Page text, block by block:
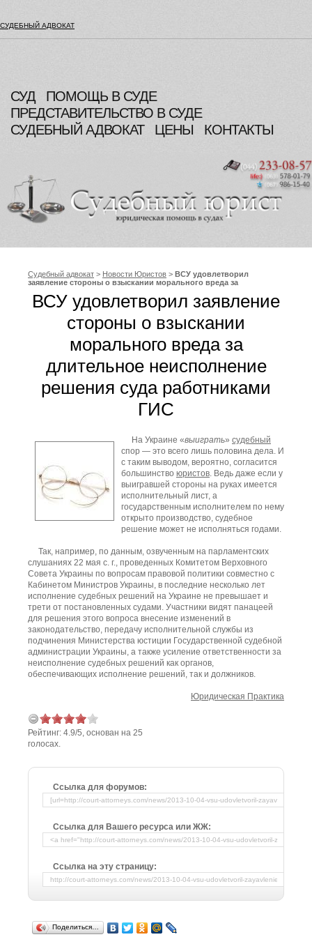
СУДЕБНЫЙ АДВОКАТ
СУД
ПОМОЩЬ В СУДЕ
ПРЕДСТАВИТЕЛЬСТВО В СУДЕ
СУДЕБНЫЙ АДВОКАТ
ЦЕНЫ КОНТАКТЫ
Судебный адвокат > Новости Юристов > ВСУ удовлетворил
заявление стороны о взыскании морального вреда за
ВСУ удовлетворил заявление
стороны о взыскании
морального вреда за
длительное неисполнение
решения суда работниками
ГИС
На Украине «выиграть» судебный
спор — это всего лишь половина дела. И
с таким выводом, вероятно, согласится
большинство юристов. Ведь даже если у
выигравшей стороны на руках имеется
исполнительный лист, а
государственным исполнителем по нему
открыто производство, судебное
решение может не исполняться годами.
Так, например, по данным, озвученным на парламентских
слушаниях 22 мая с. г., проведенных Комитетом Верховного
Совета Украины по вопросам правовой политики совместно с
Кабинетом Министров Украины, в последние несколько лет
исполнение судебных решений на Украине не превышает и
трети от постановленных судами. Участники видят панацеей
для решения этого вопроса внесение изменений в
законодательство, передачу исполнительной службы из
подчинения Министерства юстиции Государственной ­судебной
администрации Украины, а также усиление ответственности за
неисполнение судебных решений как органов,
обеспечивающих исполнение решений, так и должников.
Юридическая Практика
Рейтинг: 4.9/5, основан на 25
голосах.
Ссылка для форумов:
Ссылка для Вашего ресурса или ЖЖ:
Ссылка на эту страницу:
Поделиться…